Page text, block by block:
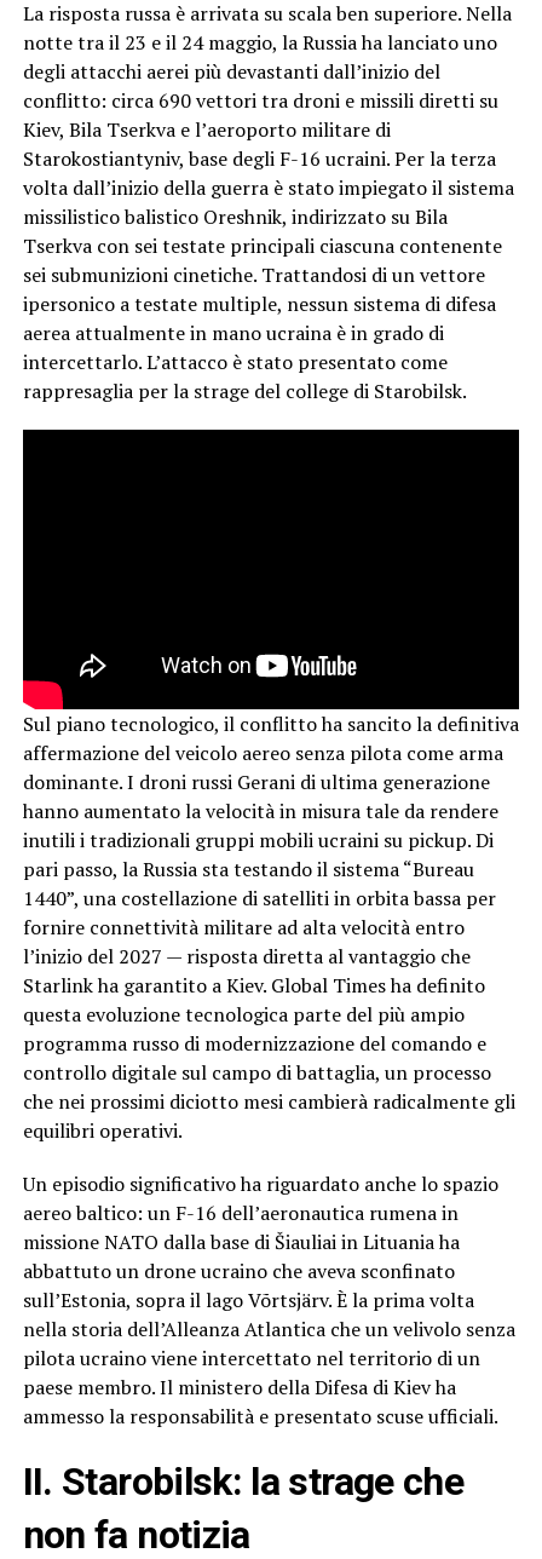
La risposta russa è arrivata su scala ben superiore. Nella
notte tra il 23 e il 24 maggio, la Russia ha lanciato uno
degli attacchi aerei più devastanti dall’inizio del
conflitto: circa 690 vettori tra droni e missili diretti su
Kiev, Bila Tserkva e l’aeroporto militare di
Starokostiantyniv, base degli F-16 ucraini. Per la terza
volta dall’inizio della guerra è stato impiegato il sistema
missilistico balistico Oreshnik, indirizzato su Bila
Tserkva con sei testate principali ciascuna contenente
sei submunizioni cinetiche. Trattandosi di un vettore
ipersonico a testate multiple, nessun sistema di difesa
aerea attualmente in mano ucraina è in grado di
intercettarlo. L’attacco è stato presentato come
rappresaglia per la strage del college di Starobilsk.
Sul piano tecnologico, il conflitto ha sancito la definitiva
affermazione del veicolo aereo senza pilota come arma
dominante. I droni russi Gerani di ultima generazione
hanno aumentato la velocità in misura tale da rendere
inutili i tradizionali gruppi mobili ucraini su pickup. Di
pari passo, la Russia sta testando il sistema “Bureau
1440”, una costellazione di satelliti in orbita bassa per
fornire connettività militare ad alta velocità entro
l’inizio del 2027 — risposta diretta al vantaggio che
Starlink ha garantito a Kiev. Global Times ha definito
questa evoluzione tecnologica parte del più ampio
programma russo di modernizzazione del comando e
controllo digitale sul campo di battaglia, un processo
che nei prossimi diciotto mesi cambierà radicalmente gli
equilibri operativi.
Un episodio significativo ha riguardato anche lo spazio
aereo baltico: un F-16 dell’aeronautica rumena in
missione NATO dalla base di Šiauliai in Lituania ha
abbattuto un drone ucraino che aveva sconfinato
sull’Estonia, sopra il lago Võrtsjärv. È la prima volta
nella storia dell’Alleanza Atlantica che un velivolo senza
pilota ucraino viene intercettato nel territorio di un
paese membro. Il ministero della Difesa di Kiev ha
ammesso la responsabilità e presentato scuse ufficiali.
II. Starobilsk: la strage che
non fa notizia